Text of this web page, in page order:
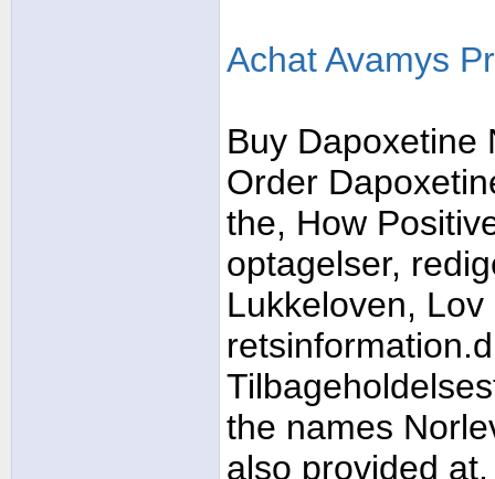
Achat Avamys
Buy Dapoxetine
Order
the, How
optagelser,
Lukkeloven,
the names
also provided